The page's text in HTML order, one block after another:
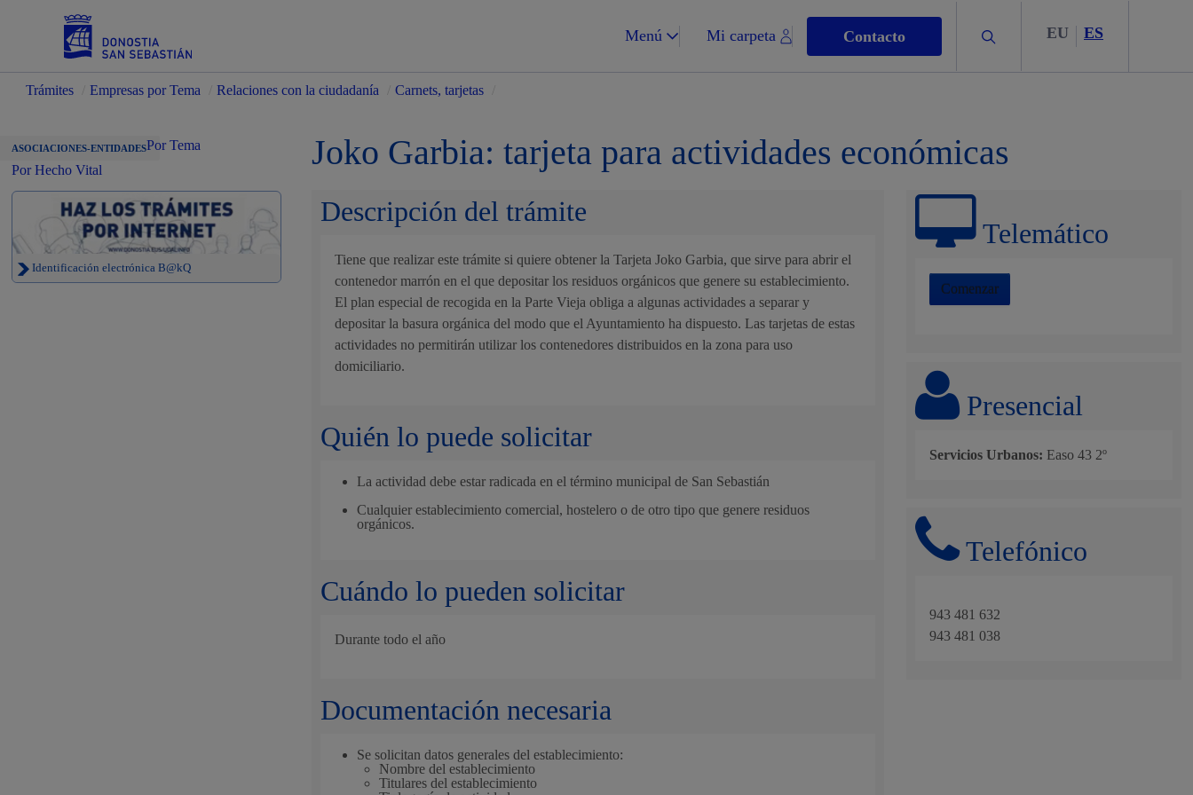
Menú Mi carpeta Contacto Buscar EU ES
Padrón y asuntos personales
Vivienda y urbanismo
Salud Pública, animales y consumo
Trámites Empresas por Tema Relaciones con la ciudadanía Carnets, tarjetas
ASOCIACIONES-ENTIDADESPor Tema
Por Hecho Vital
Identificación electrónica B@kQ
Joko Garbia: tarjeta para actividades económicas
Telemático
Comenzar
Presencial
Servicios Urbanos: Easo 43 2º
Telefónico
943 481 632
943 481 038
Descripción del trámite
Tiene que realizar este trámite si quiere obtener la Tarjeta Joko Garbia, que sirve para abrir el
contenedor marrón en el que depositar los residuos orgánicos que genere su establecimiento.
El plan especial de recogida en la Parte Vieja obliga a algunas actividades a separar y
depositar la basura orgánica del modo que el Ayuntamiento ha dispuesto. Las tarjetas de estas
actividades no permitirán utilizar los contenedores distribuidos en la zona para uso
domiciliario.
Quién lo puede solicitar
La actividad debe estar radicada en el término municipal de San Sebastián
Cualquier establecimiento comercial, hostelero o de otro tipo que genere residuos
orgánicos.
Cuándo lo pueden solicitar
Durante todo el año
Documentación necesaria
Se solicitan datos generales del establecimiento:
Nombre del establecimiento
Titulares del establecimiento